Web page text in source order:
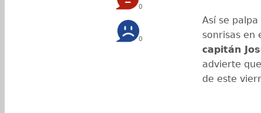
0
0
Así se
sonrisas en
capitán
advierte
de este